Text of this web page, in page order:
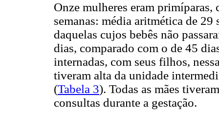
Onze mulheres eram
semanas: média aritmética de
daquelas cujos bebês não
dias, comparado com o de 45
internadas, com seus filhos,
tiveram alta da unidade
(Tabela 3). Todas as mães
consultas durante a gestação.